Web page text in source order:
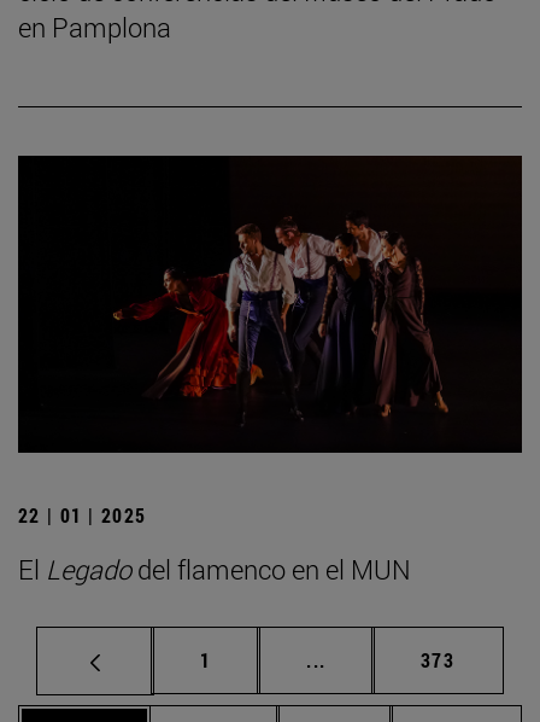
en Pamplona
22 | 01 | 2025
El Legadodel flamenco en el MUN
Página
1 ... Páginas intermedias
Página
373